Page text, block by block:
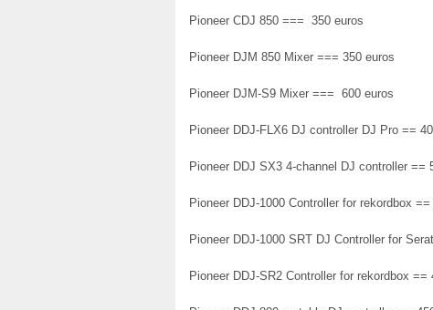
Pioneer CDJ 850 === 350 euros
Pioneer DJM 850 Mixer === 350 euros
Pioneer DJM-S9 Mixer === 600 euros
Pioneer DDJ-FLX6 DJ controller DJ Pro ==
Pioneer DDJ SX3 4-channel DJ controller ==
Pioneer DDJ-1000 Controller for rekordbox
Pioneer DDJ-1000 SRT DJ Controller for
Pioneer DDJ-SR2 Controller for rekordbox ==